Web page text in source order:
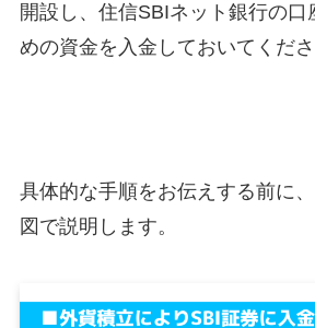
開設し、住信SBIネット銀行の口
めの資金を入金しておいてくださ
具体的な手順をお伝えする前に
図で説明します。